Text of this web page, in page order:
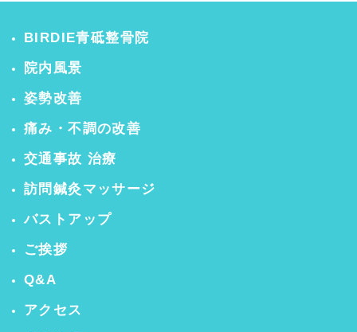
BIRDIE青砥整骨院
院内風景
姿勢改善
痛み・不調の改善
交通事故 治療
訪問鍼灸マッサージ
バストアップ
ご挨拶
Q&A
アクセス